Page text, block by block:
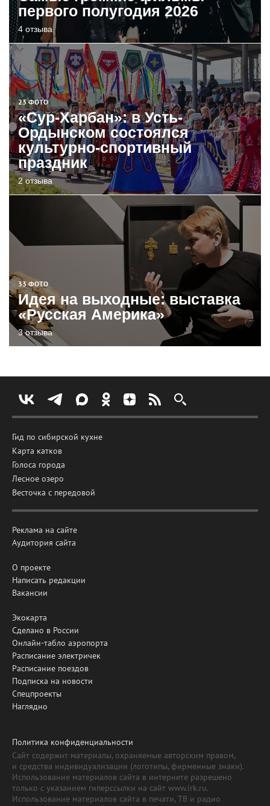
первого полугодия 2026
4 отзыва
23 ФОТО
«Сур-Харбан»: в Усть-
Ордынском состоялся
культурно-спортивный
праздник
2 отзыва
33 ФОТО
Идея на выходные: выставка
«Русская Америка»
3 отзыва
Гид по сибирской кухне
Карта катков
Голоса города
Лесное озеро
Весточка с передовой
Реклама на сайте
Аудитория сайта
О проекте
Написать редакции
Вакансии
Экокарта
Сделано в России
Онлайн-табло аэропорта
Расписание электричек
Расписание поездов
Подписка на новости
Спецпроекты
Наглядно
Политика конфиденциальности
Сайт содержит материалы, охраняемые авторским правом,
и средства индивидуализации (логотипы, фирменные знаки).
Использование материалов сайта в интернете разрешено
только с указанием гиперссылки на сайт www.irk.ru.
Использование материалов сайта в печати, ТВ и радио